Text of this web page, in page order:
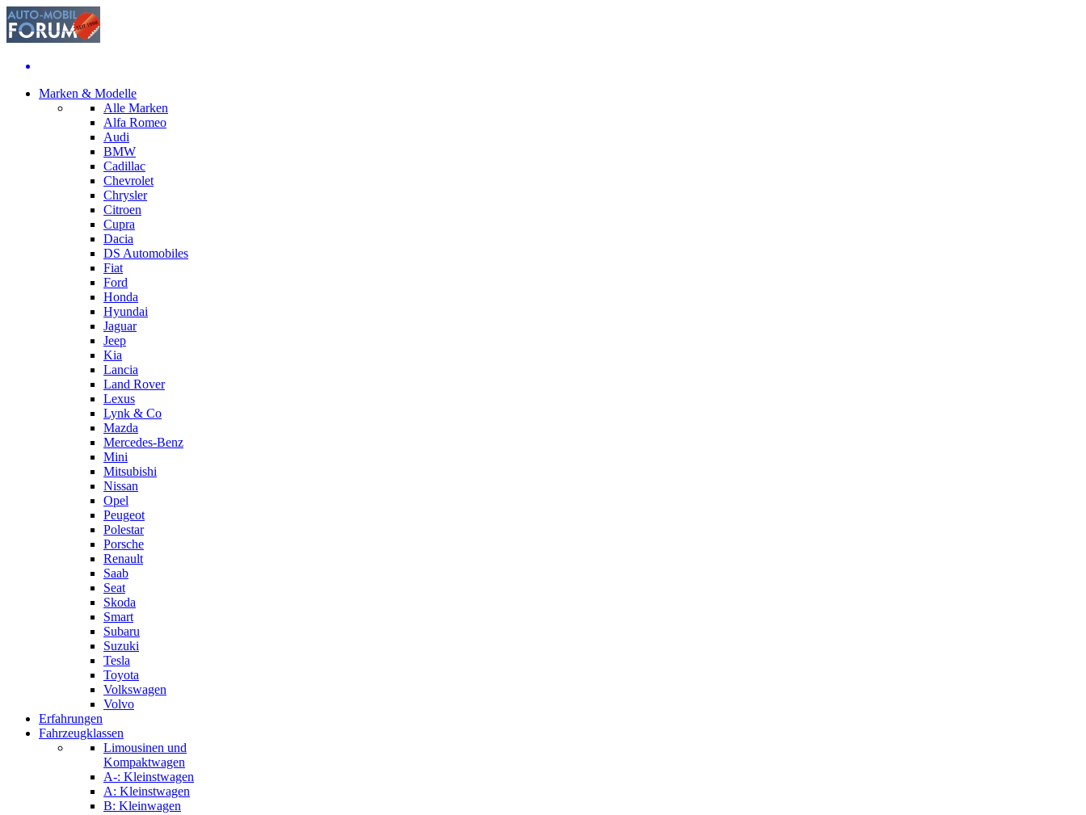
Marken & Modelle
Alle Marken
Alfa Romeo
Audi
BMW
Cadillac
Chevrolet
Chrysler
Citroen
Cupra
Dacia
DS Automobiles
Fiat
Ford
Honda
Hyundai
Jaguar
Jeep
Kia
Lancia
Land Rover
Lexus
Lynk & Co
Mazda
Mercedes-Benz
Mini
Mitsubishi
Nissan
Opel
Peugeot
Polestar
Porsche
Renault
Saab
Seat
Skoda
Smart
Subaru
Suzuki
Tesla
Toyota
Volkswagen
Volvo
Erfahrungen
Fahrzeugklassen
Limousinen und
Kompaktwagen
A-: Kleinstwagen
A: Kleinstwagen
B: Kleinwagen